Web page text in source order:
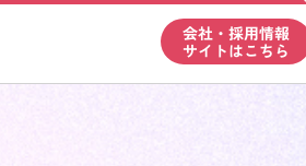
会社・採用情報
サイトはこちら